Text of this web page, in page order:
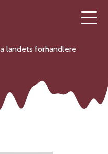
landets forhandlere